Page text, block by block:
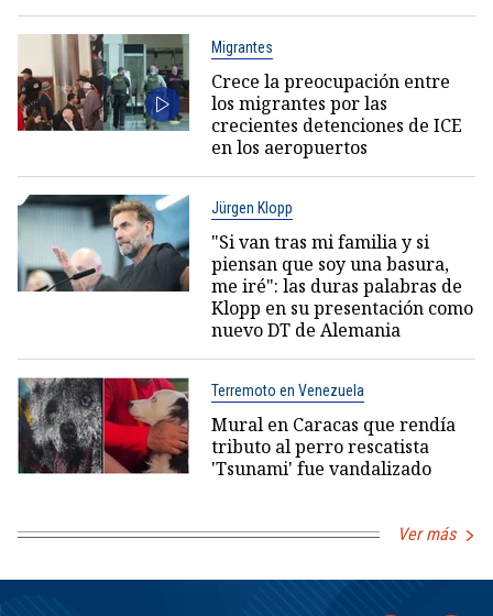
Migrantes
Crece la preocupación entre
los migrantes por las
crecientes detenciones de ICE
en los aeropuertos
Jürgen Klopp
"Si van tras mi familia y si
piensan que soy una basura,
me iré": las duras palabras de
Klopp en su presentación como
nuevo DT de Alemania
Terremoto en Venezuela
Mural en Caracas que rendía
tributo al perro rescatista
'Tsunami' fue vandalizado
Ver más